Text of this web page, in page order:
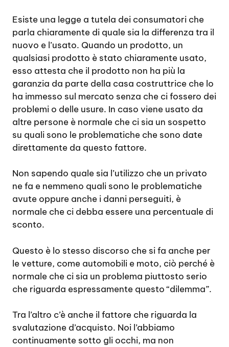
Esiste una legge a tutela dei consumatori che
parla chiaramente di quale sia la differenza tra il
nuovo e l’usato. Quando un prodotto, un
qualsiasi prodotto è stato chiaramente usato,
esso attesta che il prodotto non ha più la
garanzia da parte della casa costruttrice che lo
ha immesso sul mercato senza che ci fossero dei
problemi o delle usure. In caso viene usato da
altre persone è normale che ci sia un sospetto
su quali sono le problematiche che sono date
direttamente da questo fattore.
Non sapendo quale sia l’utilizzo che un privato
ne fa e nemmeno quali sono le problematiche
avute oppure anche i danni perseguiti, è
normale che ci debba essere una percentuale di
sconto.
Questo è lo stesso discorso che si fa anche per
le vetture, come automobili e moto, ciò perché è
normale che ci sia un problema piuttosto serio
che riguarda espressamente questo “dilemma”.
Tra l’altro c’è anche il fattore che riguarda la
svalutazione d’acquisto. Noi l’abbiamo
continuamente sotto gli occhi, ma non